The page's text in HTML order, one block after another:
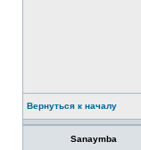
Вернуться к началу
Sanaymba